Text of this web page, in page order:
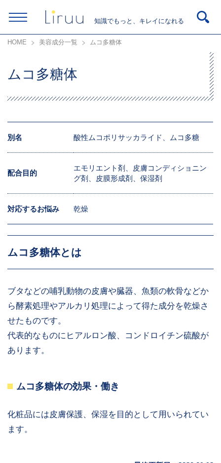
知識でもっと、キレイになれる
HOME 美容成分一覧 ムコ多糖体
ムコ多糖体
別名 酸性ムコポリサッカライド、ムコ多糖
配合目的
エモリエント剤、皮膚コンディショニン
グ剤、皮膜形成剤、保湿剤
対応するお悩み 乾燥
ムコ多糖体とは
ブタなどの哺乳動物の皮膚や臓器、魚類の軟骨などか
ら酵素処理やアルカリ処理によって得た成分を乾燥さ
せたものです。
代表的なものにヒアルロン酸、コンドロイチン硫酸が
あります。
ムコ多糖体の効果・働き
化粧品には皮膚保護、保湿を目的として用いられてい
ます。